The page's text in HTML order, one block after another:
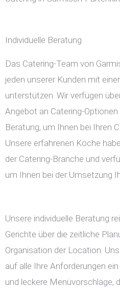
Individuelle Beratung
Das Catering-Team von
jeden unserer Kunden mit
unterstützen. Wir verfügen
Angebot an Catering-Optionen
Beratung, um Ihnen bei Ihren
Unsere erfahrenen Köche
der Catering-Branche und
um Ihnen bei der Umsetzung
Unsere individuelle Beratung
Gerichte über die zeitliche
Organisation der Location.
auf alle Ihre Anforderungen
und leckere Menüvorschläge,